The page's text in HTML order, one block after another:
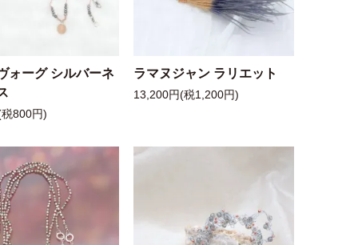
ォーグ シルバーネ
800円)
ラマヌジャン ラリエット
13,200円(税1,200円)